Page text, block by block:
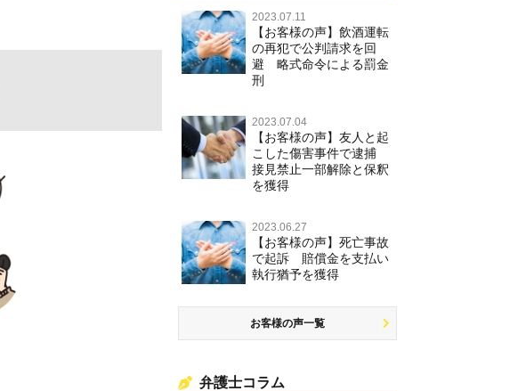
2023.07.11
【お客様の声】飲酒運転
の再犯で公判請求を回
避 略式命令による罰金
刑
2023.07.04
【お客様の声】友人と起
こした傷害事件で逮捕
接見禁止一部解除と保釈
を獲得
2023.06.27
【お客様の声】死亡事故
で起訴 賠償金を支払い
執行猶予を獲得
お客様の声一覧
弁護士コラム